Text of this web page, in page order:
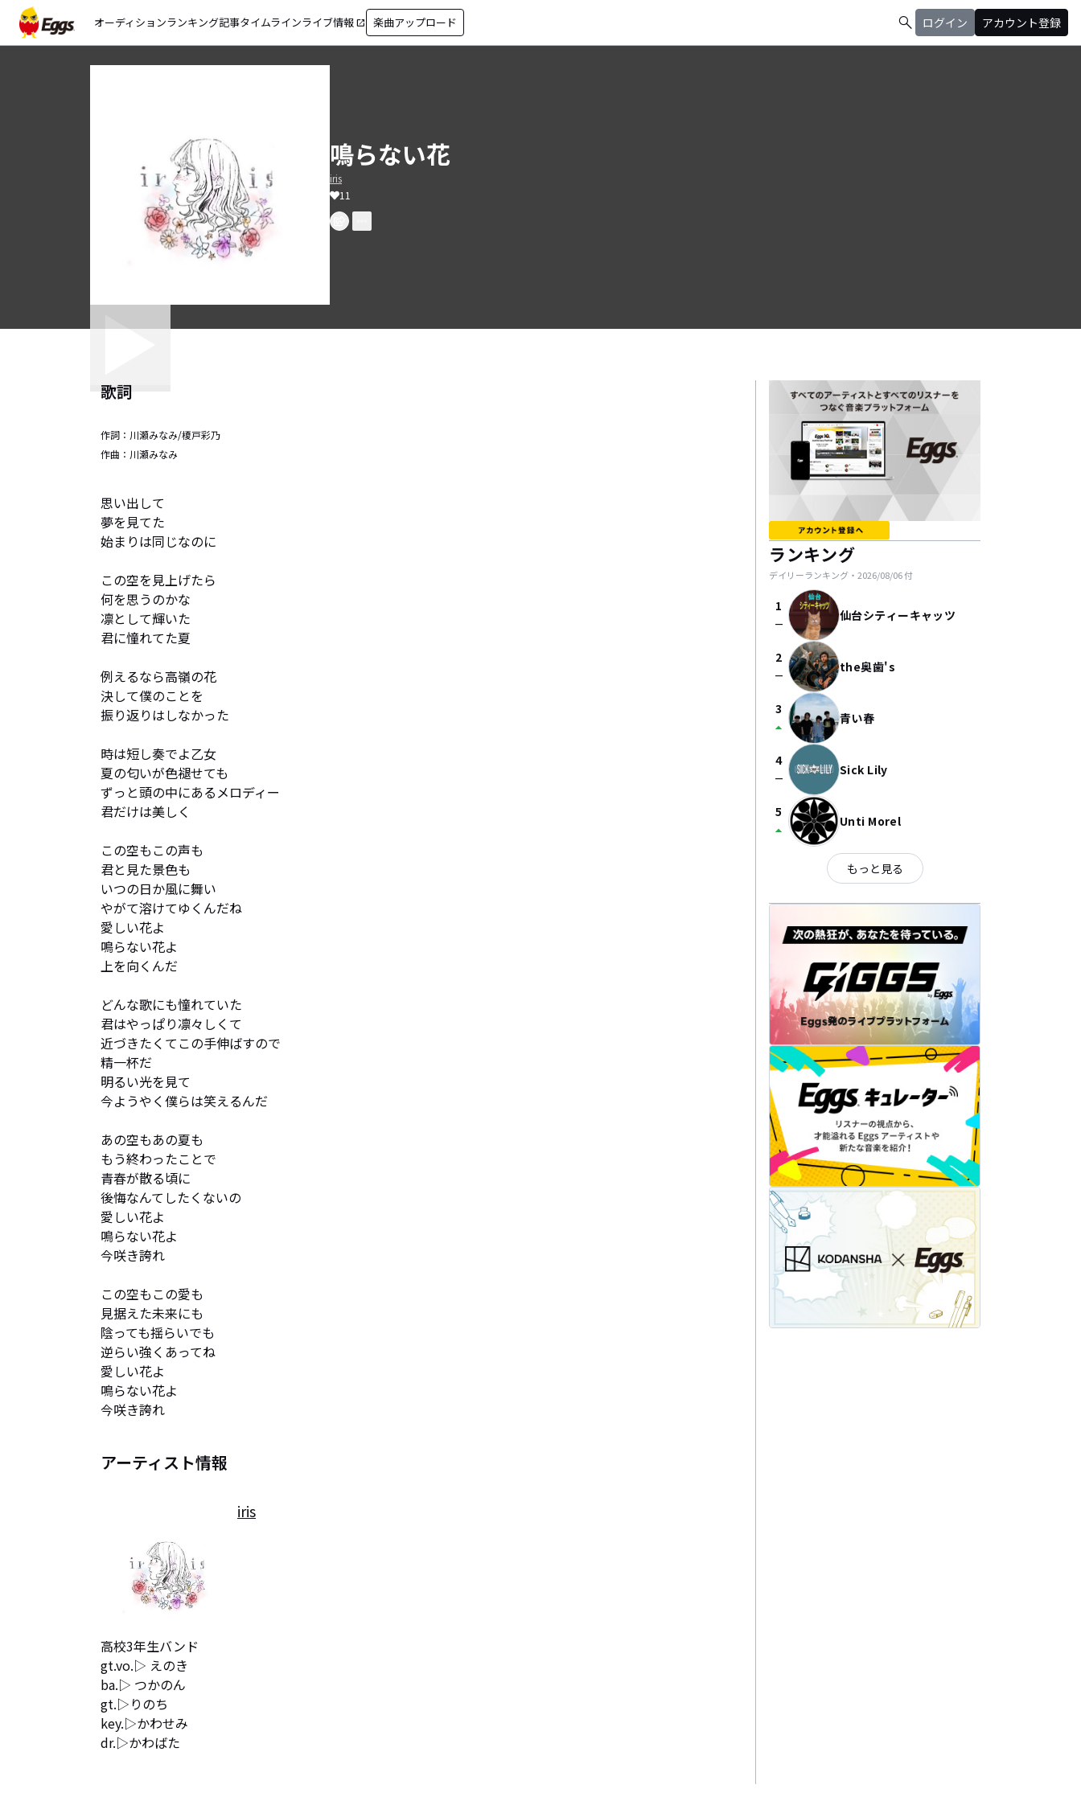
オーディションランキング記事タイムラインライブ情報 open_in_new 楽曲アップロード search ログイン アカウント登録
鳴らない花
iris
11
歌詞
作詞： 川瀬みなみ/榎戸彩乃
作曲： 川瀬みなみ
思い出して
夢を見てた
始まりは同じなのに
この空を見上げたら
何を思うのかな
凛として輝いた
君に憧れてた夏
例えるなら高嶺の花
決して僕のことを
振り返りはしなかった
時は短し奏でよ乙女
夏の匂いが色褪せても
ずっと頭の中にあるメロディー
君だけは美しく
この空もこの声も
君と見た景色も
いつの日か風に舞い
やがて溶けてゆくんだね
愛しい花よ
鳴らない花よ
上を向くんだ
どんな歌にも憧れていた
君はやっぱり凛々しくて
近づきたくてこの手伸ばすので
精一杯だ
明るい光を見て
今ようやく僕らは笑えるんだ
あの空もあの夏も
もう終わったことで
青春が散る頃に
後悔なんてしたくないの
愛しい花よ
鳴らない花よ
今咲き誇れ
この空もこの愛も
見据えた未来にも
陰っても揺らいでも
逆らい強くあってね
愛しい花よ
鳴らない花よ
今咲き誇れ
アーティスト情報
iris
高校3年生バンド
gt.vo.▷ えのき
ba.▷ つかのん
gt.▷りのち
key.▷かわせみ
dr.▷かわばた
ランキング
デイリーランキング・ 2026/08/06付
1
check_indeterminate_small 仙台シティーキャッツ
2
check_indeterminate_small the奥歯's
3
arrow_drop_up 青い春
4
check_indeterminate_small Sick Lily
5
arrow_drop_up Unti Morel
もっと見る